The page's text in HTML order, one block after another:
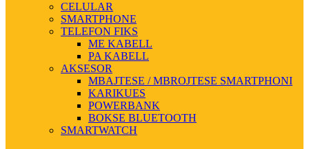
CELULAR
SMARTPHONE
TELEFON FIKS
ME KABELL
PA KABELL
AKSESOR
MBAJTESE / MBROJTESE SMARTPHONI
KARIKUES
POWERBANK
BOKSE BLUETOOTH
SMARTWATCH